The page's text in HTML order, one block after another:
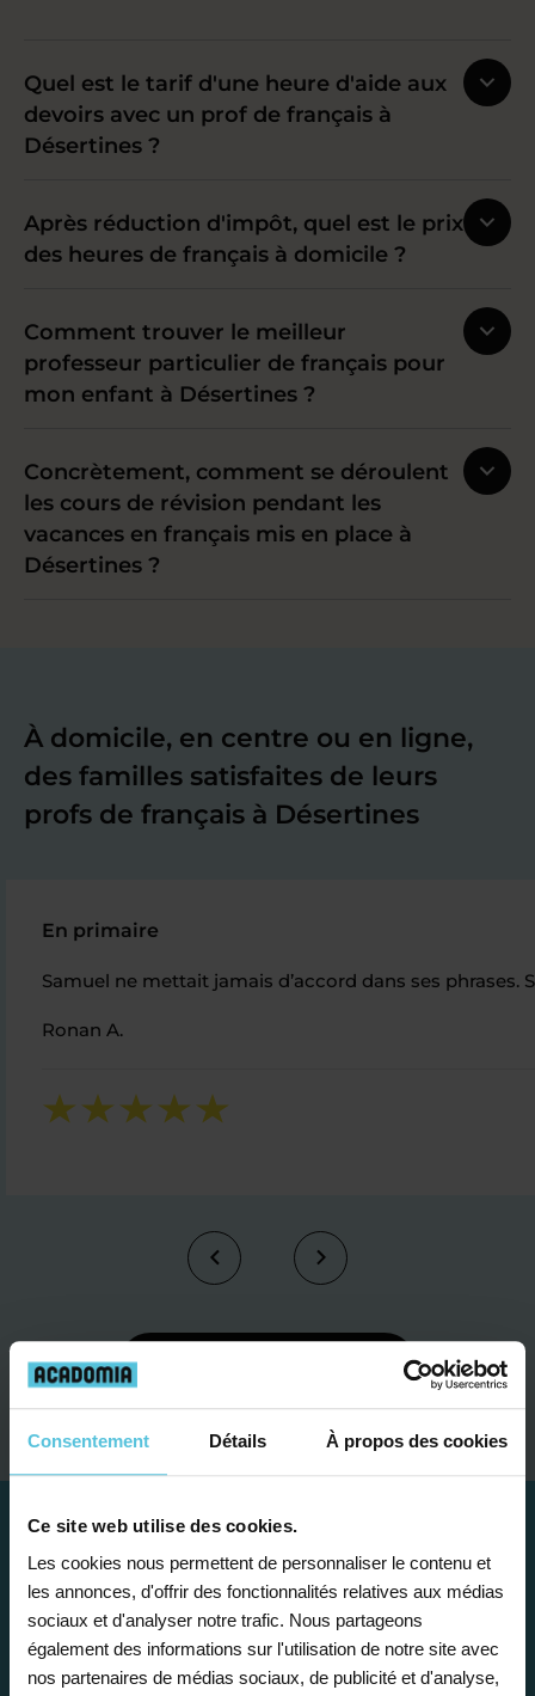
Consentement Détails À propos des cookies
Ce site web utilise des cookies.
Les cookies nous permettent de personnaliser le contenu et
les annonces, d'offrir des fonctionnalités relatives aux médias
sociaux et d'analyser notre trafic. Nous partageons
également des informations sur l'utilisation de notre site avec
nos partenaires de médias sociaux, de publicité et d'analyse,
Quel est le tarif d'une heure d'aide aux
devoirs avec un prof de français à
Désertines ?
Après réduction d'impôt, quel est le prix
des heures de français à domicile ?
Comment trouver le meilleur
professeur particulier de français pour
mon enfant à Désertines ?
Concrètement, comment se déroulent
les cours de révision pendant les
vacances en français mis en place à
Désertines ?
À domicile, en centre ou en ligne,
des familles satisfaites de leurs
profs de français à Désertines
En primaire
Samuel ne mettait jamais d’accord dans ses
Ronan A.